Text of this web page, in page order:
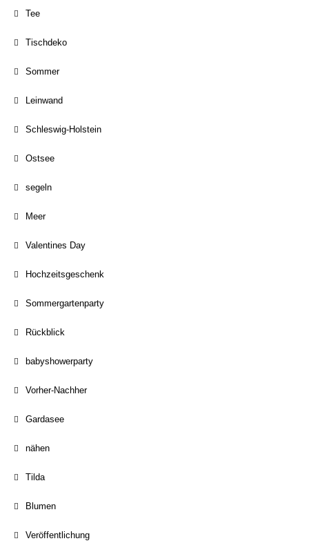
Tee
Tischdeko
Sommer
Leinwand
Schleswig-Holstein
Ostsee
segeln
Meer
Valentines Day
Hochzeitsgeschenk
Sommergartenparty
Rückblick
babyshowerparty
Vorher-Nachher
Gardasee
nähen
Tilda
Blumen
Veröffentlichung